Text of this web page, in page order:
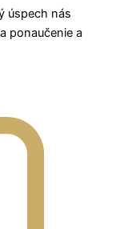
úspech nás
ponaučenie a